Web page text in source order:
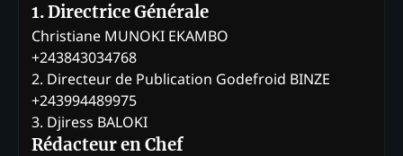
1. Directrice Générale
Christiane MUNOKI EKAMBO
+243843034768
2. Directeur de Publication Godefroid BINZE
+243994489975
3. Djiress BALOKI
Rédacteur en Chef